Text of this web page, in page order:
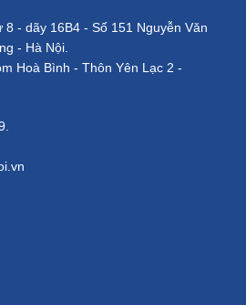
- dãy 16B4 - Số 151 Nguyễn Văn
- Hà Nội.
Hoà Bình - Thôn Yên Lạc 2 -